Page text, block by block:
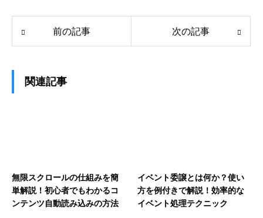
前の記事 次の記事
関連記事
無限スクロールの仕組みを簡
単解説！初心者でもわかるコ
ンテンツ自動読み込みの方法
イベント委譲とは何か？使い
方を例付きで解説！効率的な
イベント処理テクニック